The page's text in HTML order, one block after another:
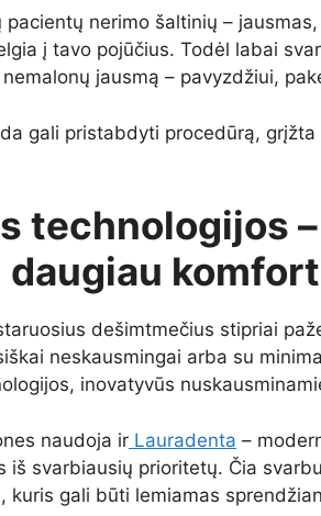
nerimo šaltinių –
į tavo pojūčius. Todėl labai
jausmą – pavyzdžiui,
gali pristabdyti procedūrą,
technologijos
daugiau
dešimtmečius stipriai
neskausmingai arba su
inovatyvūs
naudoja ir Lauradenta –
iš svarbiausių prioritetų. Čia
kuris gali būti lemiamas